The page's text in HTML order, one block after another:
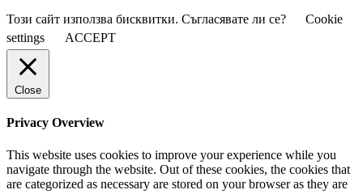
Този сайт използва бисквитки. Съгласявате ли се?
Cookie
settings
ACCEPT
Close
Privacy Overview
This website uses cookies to improve your experience while you
navigate through the website. Out of these cookies, the cookies that
are categorized as necessary are stored on your browser as they are